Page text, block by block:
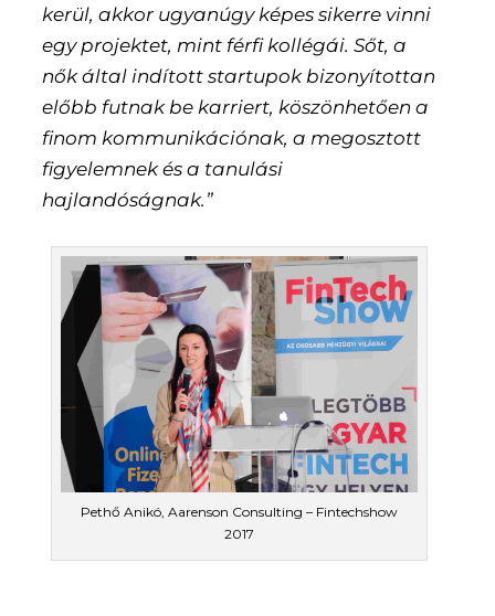
kerül, akkor ugyanúgy képes sikerre vinni
egy projektet, mint férfi kollégái. Sőt, a
nők által indított startupok bizonyítottan
előbb futnak be karriert, köszönhetően a
finom kommunikációnak, a megosztott
figyelemnek és a tanulási
hajlandóságnak.”
Pethő Anikó, Aarenson Consulting – Fintechshow
2017